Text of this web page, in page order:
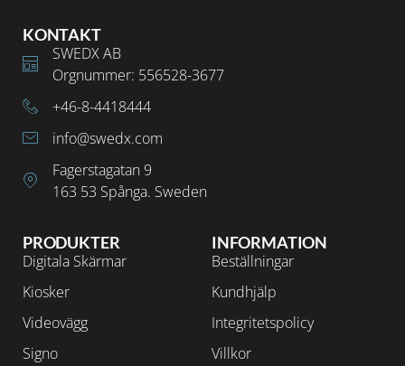
INFORMATION
Beställningar
Kundhjälp
Integritetspolicy
Villkor
PRODUKTER
Digitala Skärmar
Kiosker
Videovägg
Signo
KONTAKT
SWEDX AB
Orgnummer: 556528-3677
+46-8-4418444
info@swedx.com
Fagerstagatan 9
163 53 Spånga. Sweden